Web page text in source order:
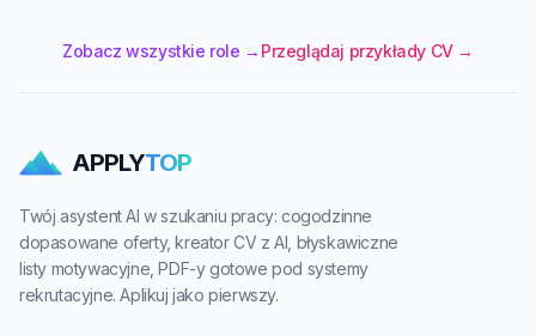
Zobacz wszystkie role → Przeglądaj przykłady CV →
APPLYTOP
Twój asystent AI w szukaniu pracy: cogodzinne
dopasowane oferty, kreator CV z AI, błyskawiczne
listy motywacyjne, PDF-y gotowe pod systemy
rekrutacyjne. Aplikuj jako pierwszy.